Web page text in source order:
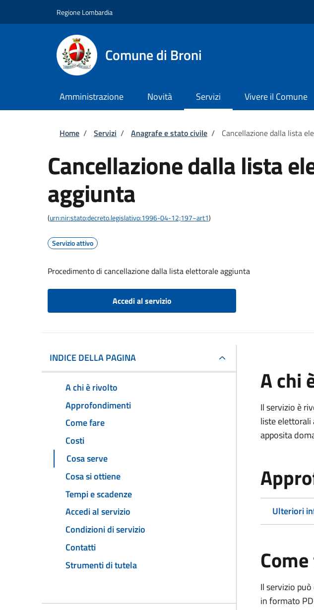
Regione Lombardia
Comune di Broni
Amministrazione Novità Servizi Vivere il Comune
Briciole di pane
Home / Servizi / Anagrafe e stato civile / Cancellazione dalla lista
Cancellazione dalla lista
aggiunta
(urn:nir:stato:decreto.legislativo:1996-04-12;197~art1)
Servizio attivo
Procedimento di cancellazione dalla lista elettorale aggiunta
Accedi al servizio
INDICE DELLA PAGINA
A chi è rivolto
Approfondimenti
Come fare
Costi
Cosa serve
Cosa si ottiene
Tempi e scadenze
Accedi al servizio
Condizioni di servizio
Contatti
Strumenti di tutela
A chi
Il servizio è
liste elettorali
apposita
Ulteriori
Il servizio
in formato